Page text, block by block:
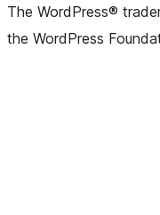
The WordPress®
the WordPress